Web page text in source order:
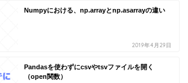
Numpyにおける、np.arrayとnp.asarrayの違い
2019年4月29日
Pandasを使わずにcsvやtsvファイルを開く
（open関数）